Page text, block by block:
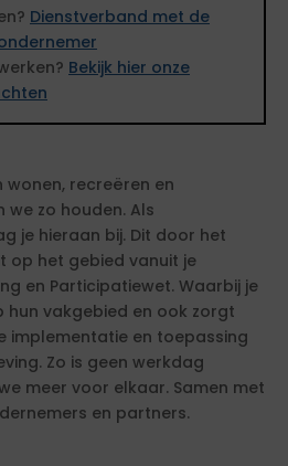
Dienstverband met de
Bekijk hier onze
wonen, recreëren en
we zo houden. Als
je hieraan bij. Dit door het
op het gebied vanuit je
en Participatiewet. Waarbij je
hun vakgebied en ook zorgt
implementatie en toepassing
Zo is geen werkdag
meer voor elkaar. Samen met
en partners.